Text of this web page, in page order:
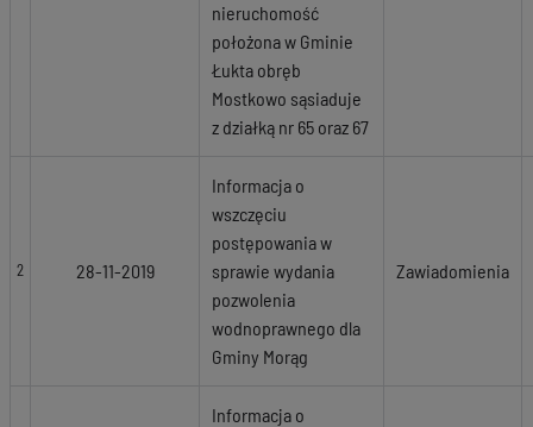
nieruchomość
położona w Gminie
Łukta obręb
Mostkowo sąsiaduje
z działką nr 65 oraz 67
2 28-11-2019
Informacja o
wszczęciu
postępowania w
sprawie wydania
pozwolenia
wodnoprawnego dla
Gminy Morąg
Zawiadomienia
Informacja o